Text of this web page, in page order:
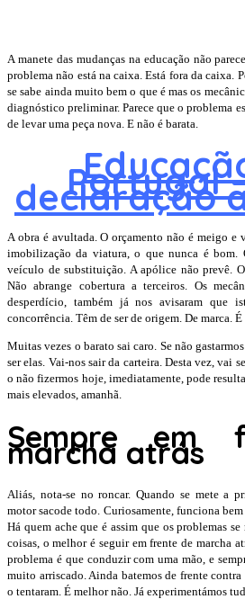
A manete das mudanças na educação não
problema não está na caixa. Está fora da caixa.
se sabe ainda muito bem o que é mas os
diagnóstico preliminar. Parece que o problema
de levar uma peça nova. E não é barata.
Portugal
declaração
A obra é avultada. O orçamento não é meigo e
imobilização da viatura, o que nunca é
veículo de substituição. A apólice não prevê.
Não abrange cobertura a terceiros. Os
desperdício, também já nos avisaram que
concorrência. Têm de ser de origem. De marca.
Muitas vezes o barato sai caro. Se não
ser elas. Vai-nos sair da carteira. Desta vez, vai
o não fizermos hoje, imediatamente, pode
mais elevados, amanhã.
Sempre em
marcha atrás
Aliás, nota-se no roncar. Quando se mete a
motor sacode todo. Curiosamente, funciona bem
Há quem ache que é assim que os problemas
coisas, o melhor é seguir em frente de marcha
problema é que conduzir com uma mão, e
muito arriscado. Ainda batemos de frente contra
o tentaram. É melhor não. Já experimentámos